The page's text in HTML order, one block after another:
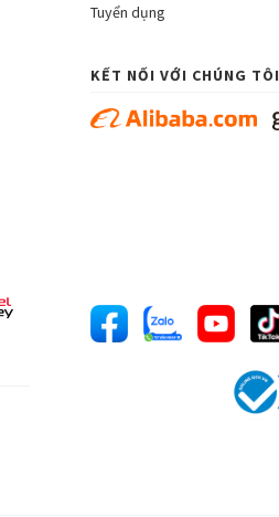
Tuyển dụng
KẾT NỐI VỚI CHÚNG TÔI